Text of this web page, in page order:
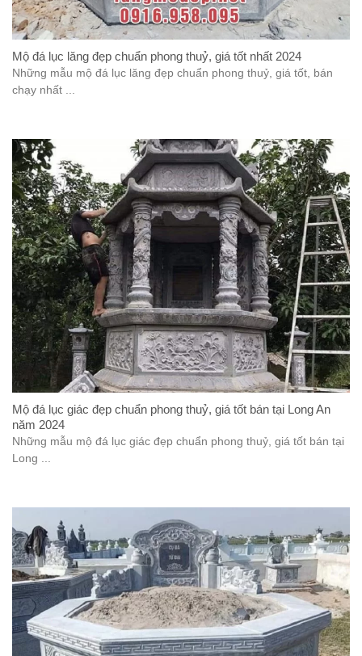
Mộ đá lục lăng đẹp chuẩn phong thuỷ, giá tốt nhất 2024
Những mẫu mộ đá lục lăng đẹp chuẩn phong thuỷ, giá tốt, bán
chạy nhất ...
Mộ đá lục giác đẹp chuẩn phong thuỷ, giá tốt bán tại Long An
năm 2024
Những mẫu mộ đá lục giác đẹp chuẩn phong thuỷ, giá tốt bán tại
Long ...